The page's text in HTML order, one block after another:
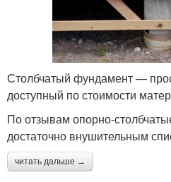
Столбчатый фундамент —
доступный по стоимости
По отзывам опорно-
достаточно внушительным
читать дальше →